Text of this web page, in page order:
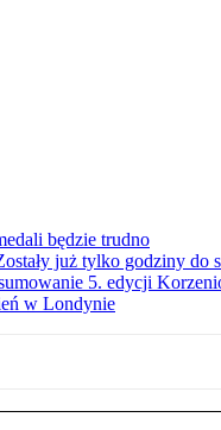
będzie trudno
już tylko godziny do
5. edycji
w Londynie